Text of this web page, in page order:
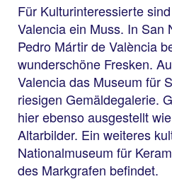
Für Kulturinteressierte
Valencia ein Muss. In San
Pedro Mártir de València
wunderschöne Fresken.
Valencia das Museum für
riesigen Gemäldegalerie.
hier ebenso ausgestellt
Altarbilder. Ein weiteres
Nationalmuseum für
des Markgrafen befindet.